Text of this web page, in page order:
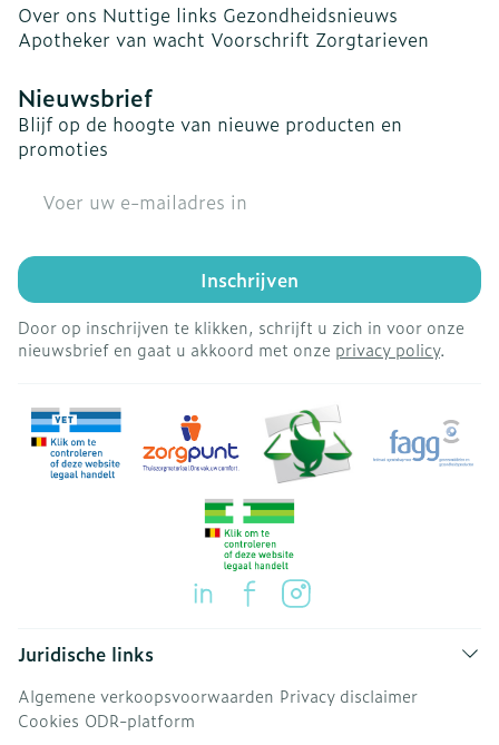
Over ons Nuttige links Gezondheidsnieuws
Apotheker van wacht Voorschrift Zorgtarieven
Nieuwsbrief
Blijf op de hoogte van nieuwe producten en
promoties
Inschrijven
Door op inschrijven te klikken, schrijft u zich in voor onze
nieuwsbrief en gaat u akkoord met onze privacy policy.
Juridische links
Algemene verkoopsvoorwaarden Privacy disclaimer
Cookies ODR-platform